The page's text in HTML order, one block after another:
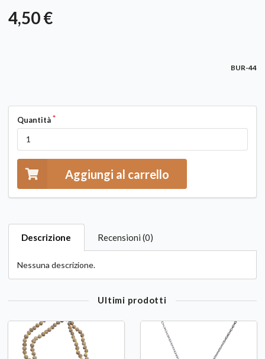
4,50 €
BUR-44
Quantità
Aggiungi al carrello
Descrizione Recensioni (0)
Nessuna descrizione.
Ultimi prodotti